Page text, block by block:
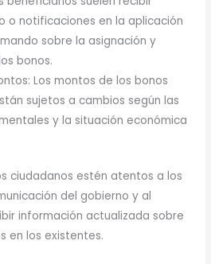
o notificaciones en la aplicación
sobre la asignación y
bonos.
Los montos de los bonos
sujetos a cambios según las
y la situación económica
ciudadanos estén atentos a los
del gobierno y al
información actualizada sobre
en los existentes.